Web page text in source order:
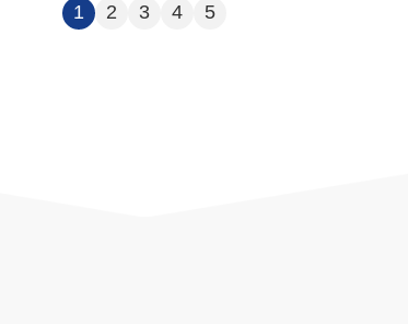
1 2 3 4 5